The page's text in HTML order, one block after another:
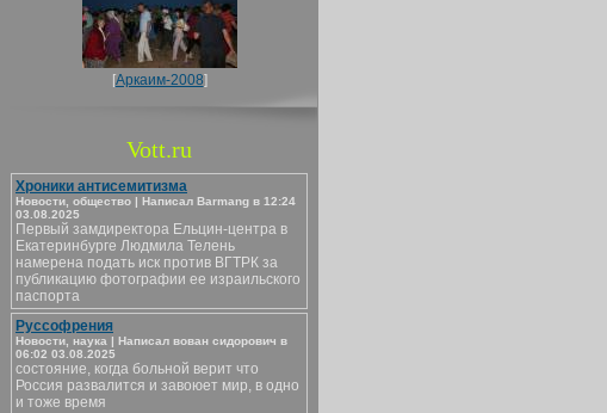
[Аркаим-2008]
Vott.ru
Хроники антисемитизма
Новости, общество | Написал Barmang в 12:24
03.08.2025
Первый замдиректора Ельцин-центра в
Екатеринбурге Людмила Телень
намерена подать иск против ВГТРК за
публикацию фотографии ее израильского
паспорта
Руссофрения
Новости, наука | Написал вован сидорович в
06:02 03.08.2025
состояние, когда больной верит что
Россия развалится и завоюет мир, в одно
и тоже время